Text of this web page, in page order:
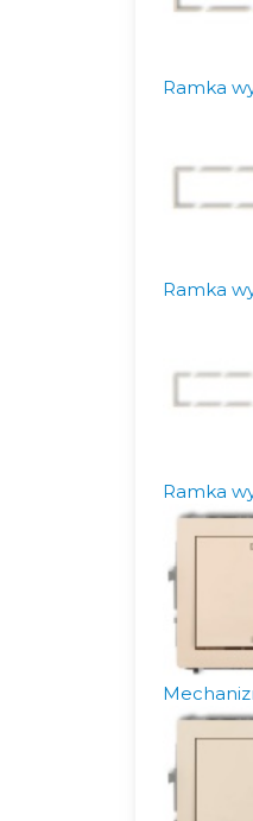
Ramka
Ramka
Ramka